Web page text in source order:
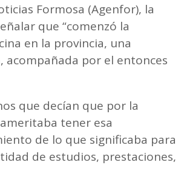
Formosa (Agenfor), la
que “comenzó la
en la provincia, una
por el entonces
que decían que por la
tener esa
de lo que significaba para
de estudios, prestaciones,